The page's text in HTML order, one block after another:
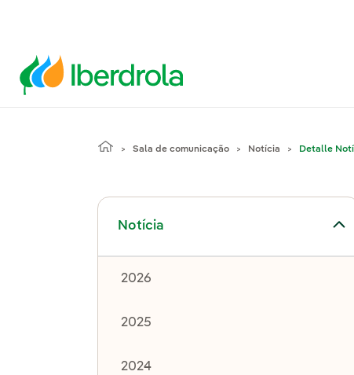
Sala de comunicação Notícia Detalle
Notícia
Alternar submenu de Notícia
2026
2025
2024